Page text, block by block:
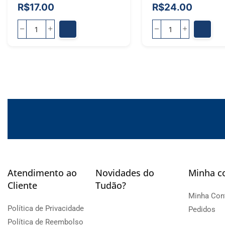
R$17.00 R$24.00
Atendimento ao
Cliente
Política de Privacidade
Política de Reembolso
Novidades do
Tudão?
Minha
Minha
Pedidos